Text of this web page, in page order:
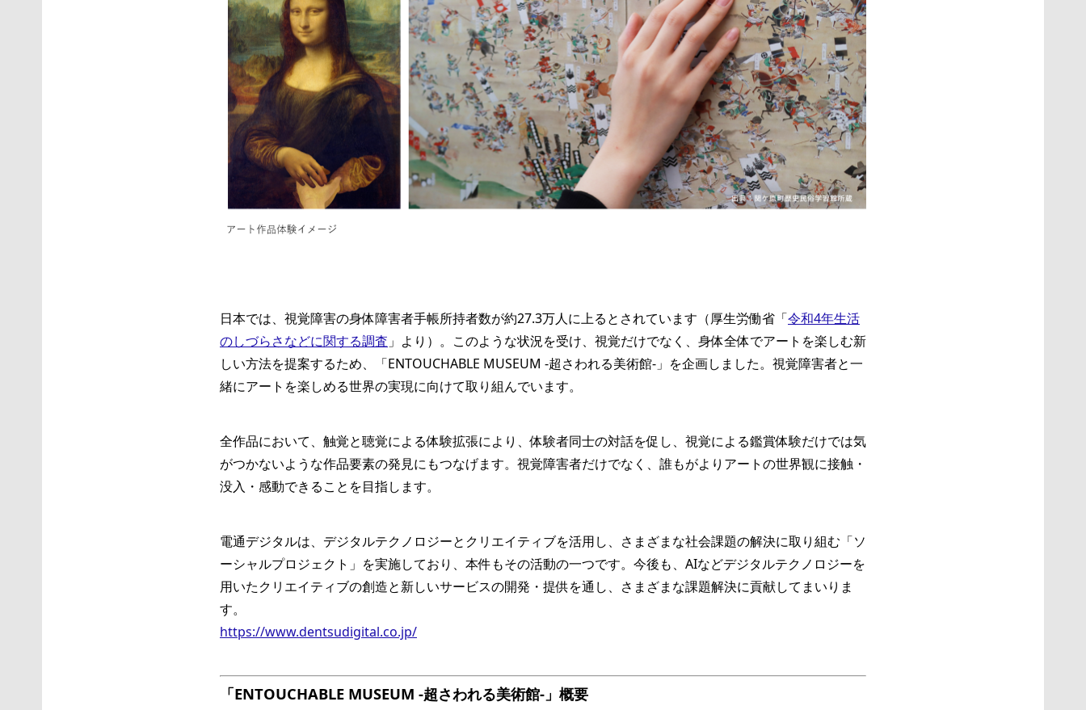
日本では、視覚障害の身体障害者手帳所持者数が約27.3万人に上るとされています（厚生労働省「令和4年生活
のしづらさなどに関する調査」より）。このような状況を受け、視覚だけでなく、身体全体でアートを楽しむ新
しい方法を提案するため、「ENTOUCHABLE MUSEUM -超さわれる美術館-」を企画しました。視覚障害者と一
緒にアートを楽しめる世界の実現に向けて取り組んでいます。
全作品において、触覚と聴覚による体験拡張により、体験者同士の対話を促し、視覚による鑑賞体験だけでは気
がつかないような作品要素の発見にもつなげます。視覚障害者だけでなく、誰もがよりアートの世界観に接触・
没入・感動できることを目指します。
電通デジタルは、デジタルテクノロジーとクリエイティブを活用し、さまざまな社会課題の解決に取り組む「ソ
ーシャルプロジェクト」を実施しており、本件もその活動の一つです。今後も、AIなどデジタルテクノロジーを
用いたクリエイティブの創造と新しいサービスの開発・提供を通し、さまざまな課題解決に貢献してまいりま
す。
https://www.dentsudigital.co.jp/
「ENTOUCHABLE MUSEUM -超さわれる美術館-」概要